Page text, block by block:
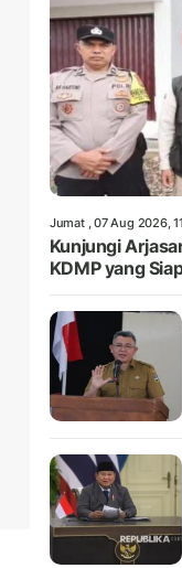
Jumat , 07 Aug 2026,
Kunjungi
KDMP yang